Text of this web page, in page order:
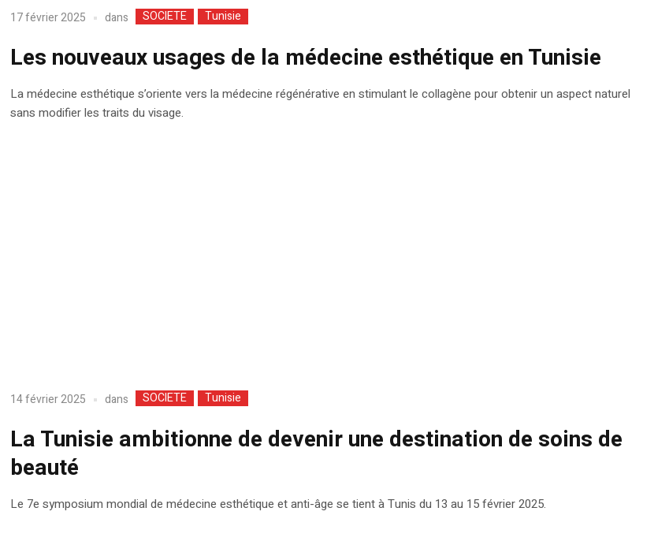
17 février 2025 dans SOCIETE Tunisie
Les nouveaux usages de la médecine esthétique en Tunisie
La médecine esthétique s’oriente vers la médecine régénérative en stimulant le collagène pour obtenir un aspect naturel
sans modifier les traits du visage.
14 février 2025 dans SOCIETE Tunisie
La Tunisie ambitionne de devenir une destination de soins de
beauté
Le 7e symposium mondial de médecine esthétique et anti-âge se tient à Tunis du 13 au 15 février 2025.